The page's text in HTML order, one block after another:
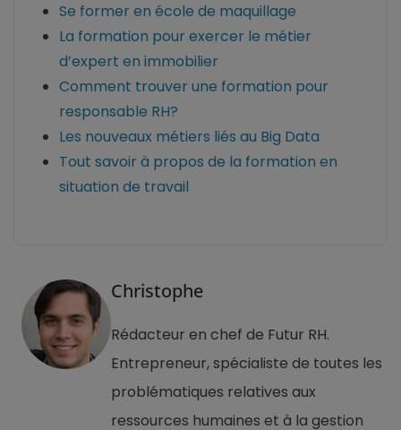
Se former en école de maquillage
La formation pour exercer le métier
d’expert en immobilier
Comment trouver une formation pour
responsable RH?
Les nouveaux métiers liés au Big Data
Tout savoir à propos de la formation en
situation de travail
Christophe
Rédacteur en chef de Futur RH.
Entrepreneur, spécialiste de toutes les
problématiques relatives aux
ressources humaines et à la gestion